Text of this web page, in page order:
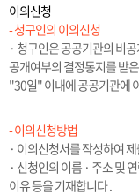
이의신청
- 청구인의 이의신청
· 청구인은 공공기관의 비
공개여부의 결정통지를 받
"30일" 이내에 공공기관에
- 이의신청방법
· 이의신청서를 작성하여
· 신청인의 이름 · 주소 및
이유 등을 기재합니다 .